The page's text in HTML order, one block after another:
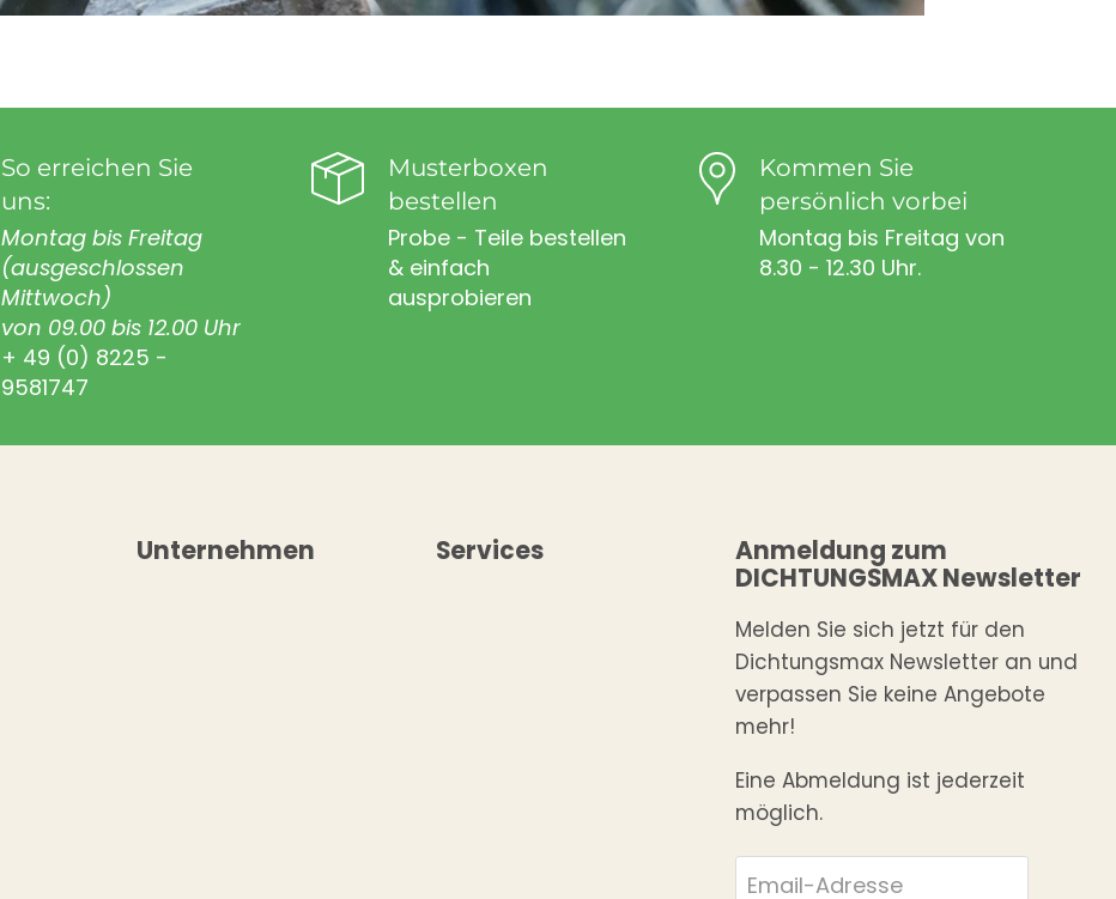
So erreichen Sie
uns:
Montag bis Freitag
(ausgeschlossen
Mittwoch)
von 09.00 bis 12.00 Uhr
+ 49 (0) 8225 -
9581747
Musterboxen
bestellen
Probe - Teile bestellen
& einfach
ausprobieren
Kommen Sie
persönlich vorbei
Montag bis Freitag von
8.30 - 12.30 Uhr.
Unternehmen Services
Anmeldung zum
DICHTUNGSMAX Newsletter
Melden Sie sich jetzt für den
Dichtungsmax Newsletter an und
verpassen Sie keine Angebote
mehr!
Eine Abmeldung ist jederzeit
möglich.
Email-Adresse